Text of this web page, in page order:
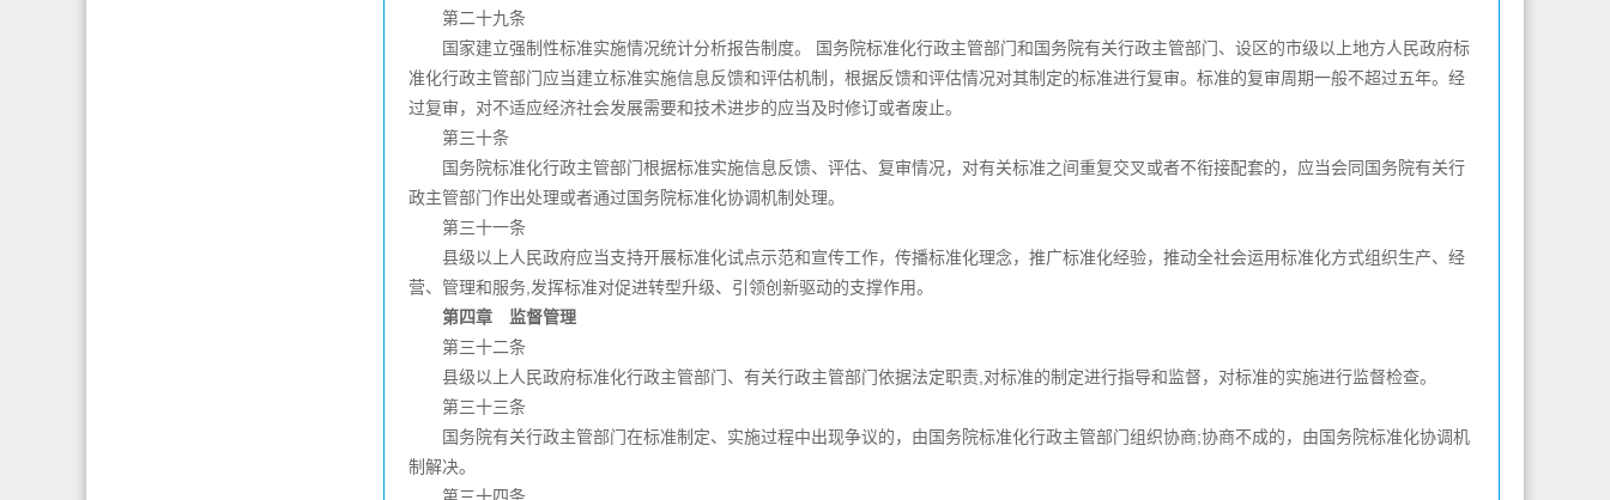
第二十九条
国家建立强制性标准实施情况统计分析报告制度。 国务院标准化行政主管部门和国务院有关行政主管部门、设区的市级以上地方人民政府标
准化行政主管部门应当建立标准实施信息反馈和评估机制，根据反馈和评估情况对其制定的标准进行复审。标准的复审周期一般不超过五年。经
过复审，对不适应经济社会发展需要和技术进步的应当及时修订或者废止。
第三十条
国务院标准化行政主管部门根据标准实施信息反馈、评估、复审情况，对有关标准之间重复交叉或者不衔接配套的，应当会同国务院有关行
政主管部门作出处理或者通过国务院标准化协调机制处理。
第三十一条
县级以上人民政府应当支持开展标准化试点示范和宣传工作，传播标准化理念，推广标准化经验，推动全社会运用标准化方式组织生产、经
营、管理和服务,发挥标准对促进转型升级、引领创新驱动的支撑作用。
第四章 监督管理
第三十二条
县级以上人民政府标准化行政主管部门、有关行政主管部门依据法定职责,对标准的制定进行指导和监督，对标准的实施进行监督检查。
第三十三条
国务院有关行政主管部门在标准制定、实施过程中出现争议的，由国务院标准化行政主管部门组织协商;协商不成的，由国务院标准化协调机
制解决。